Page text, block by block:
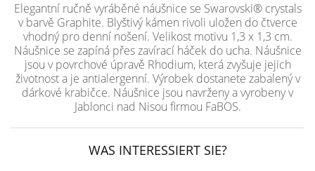
Elegantní ručně vyráběné náušnice se Swarovski® crystals
v barvě Graphite. Blyštivý kámen rivoli uložen do čtverce
vhodný pro denní nošení. Velikost motivu 1,3 x 1,3 cm.
Náušnice se zapíná přes zavírací háček do ucha. Náušnice
jsou v povrchové úpravě Rhodium, která zvyšuje jejich
životnost a je antialergenní. Výrobek dostanete zabalený v
dárkové krabičce. Náušnice jsou navrženy a vyrobeny v
Jablonci nad Nisou firmou FaBOS.
WAS INTERESSIERT SIE?